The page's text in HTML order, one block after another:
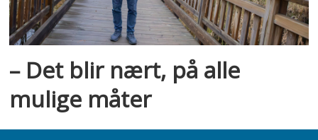
– Det blir nært, på alle
mulige måter